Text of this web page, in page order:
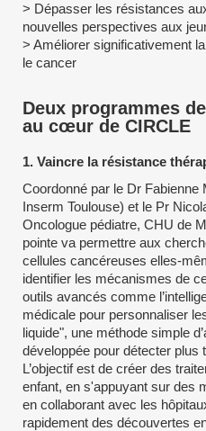
> Dépasser les résistances
nouvelles perspectives aux
> Améliorer significativement
le cancer
Deux programmes
au cœur de CIRCLE
1. Vaincre la résistance
Coordonné par le Dr
Inserm Toulouse) et le Pr
Oncologue pédiatre, CHU de
pointe va permettre aux
cellules cancéreuses elles-
identifier les mécanismes de
outils avancés comme
médicale pour personnaliser
liquide", une méthode simple
développée pour détecter plus
L’objectif est de créer des
enfant, en s'appuyant sur des
en collaborant avec les
rapidement des découvertes